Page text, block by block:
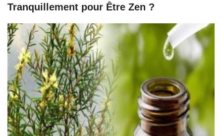
Tranquillement pour Être Zen ?